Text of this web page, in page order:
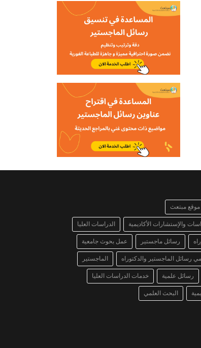
موقع مبتعث
والإستشارات الأكاديمية الدراسات العليا
رسائل ماجستير عمل بحوث جامعية
رسائل الماجستير والدكتوراه الماجستير
رسائل علمية خدمات الدراسات العليا
البحث العلمي